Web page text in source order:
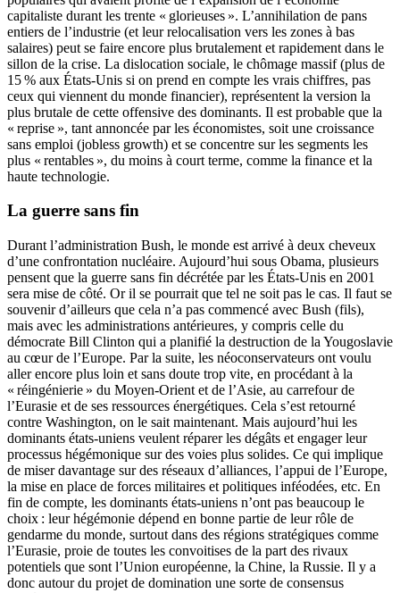
capitaliste durant les trente « glorieuses ». L’annihilation de pans
entiers de l’industrie (et leur relocalisation vers les zones à bas
salaires) peut se faire encore plus brutalement et rapidement dans le
sillon de la crise. La dislocation sociale, le chômage massif (plus de
15 % aux États-Unis si on prend en compte les vrais chiffres, pas
ceux qui viennent du monde financier), représentent la version la
plus brutale de cette offensive des dominants. Il est probable que la
« reprise », tant annoncée par les économistes, soit une croissance
sans emploi (jobless growth) et se concentre sur les segments les
plus « rentables », du moins à court terme, comme la finance et la
haute technologie.
La guerre sans fin
Durant l’administration Bush, le monde est arrivé à deux cheveux
d’une confrontation nucléaire. Aujourd’hui sous Obama, plusieurs
pensent que la guerre sans fin décrétée par les États-Unis en 2001
sera mise de côté. Or il se pourrait que tel ne soit pas le cas. Il faut se
souvenir d’ailleurs que cela n’a pas commencé avec Bush (fils),
mais avec les administrations antérieures, y compris celle du
démocrate Bill Clinton qui a planifié la destruction de la Yougoslavie
au cœur de l’Europe. Par la suite, les néoconservateurs ont voulu
aller encore plus loin et sans doute trop vite, en procédant à la
« réingénierie » du Moyen-Orient et de l’Asie, au carrefour de
l’Eurasie et de ses ressources énergétiques. Cela s’est retourné
contre Washington, on le sait maintenant. Mais aujourd’hui les
dominants états-uniens veulent réparer les dégâts et engager leur
processus hégémonique sur des voies plus solides. Ce qui implique
de miser davantage sur des réseaux d’alliances, l’appui de l’Europe,
la mise en place de forces militaires et politiques inféodées, etc. En
fin de compte, les dominants états-uniens n’ont pas beaucoup le
choix : leur hégémonie dépend en bonne partie de leur rôle de
gendarme du monde, surtout dans des régions stratégiques comme
l’Eurasie, proie de toutes les convoitises de la part des rivaux
potentiels que sont l’Union européenne, la Chine, la Russie. Il y a
donc autour du projet de domination une sorte de consensus